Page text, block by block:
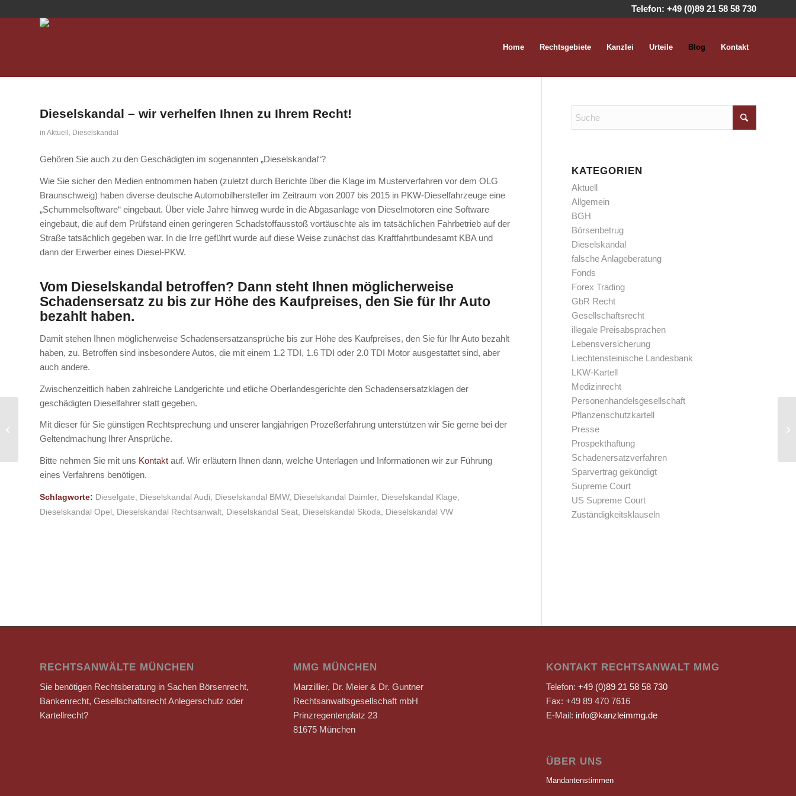
Telefon: +49 (0)89 21 58 58 730
Home Rechtsgebiete Kanzlei Urteile Blog Kontakt
Dieselskandal – wir verhelfen Ihnen zu Ihrem Recht!
in Aktuell , Dieselskandal
Gehören Sie auch zu den Geschädigten im sogenannten „Dieselskandal“?
Wie Sie sicher den Medien entnommen haben (zuletzt durch Berichte über die Klage im Musterverfahren vor dem OLG
Braunschweig) haben diverse deutsche Automobilhersteller im Zeitraum von 2007 bis 2015 in PKW-Dieselfahrzeuge eine
„Schummelsoftware“ eingebaut. Über viele Jahre hinweg wurde in die Abgasanlage von Dieselmotoren eine Software
eingebaut, die auf dem Prüfstand einen geringeren Schadstoffausstoß vortäuschte als im tatsächlichen Fahrbetrieb auf der
Straße tatsächlich gegeben war. In die Irre geführt wurde auf diese Weise zunächst das Kraftfahrtbundesamt KBA und
dann der Erwerber eines Diesel-PKW.
Vom Dieselskandal betroffen? Dann steht Ihnen möglicherweise
Schadensersatz zu bis zur Höhe des Kaufpreises, den Sie für Ihr Auto
bezahlt haben.
Damit stehen Ihnen möglicherweise Schadensersatzansprüche bis zur Höhe des Kaufpreises, den Sie für Ihr Auto bezahlt
haben, zu. Betroffen sind insbesondere Autos, die mit einem 1.2 TDI, 1.6 TDI oder 2.0 TDI Motor ausgestattet sind, aber
auch andere.
Zwischenzeitlich haben zahlreiche Landgerichte und etliche Oberlandesgerichte den Schadensersatzklagen der
geschädigten Dieselfahrer statt gegeben.
Mit dieser für Sie günstigen Rechtsprechung und unserer langjährigen Prozeßerfahrung unterstützen wir Sie gerne bei der
Geltendmachung Ihrer Ansprüche.
Bitte nehmen Sie mit uns Kontakt auf. Wir erläutern Ihnen dann, welche Unterlagen und Informationen wir zur Führung
eines Verfahrens benötigen.
Schlagworte: Dieselgate Dieselskandal Audi Dieselskandal BMW, Dieselskandal Daimler, Dieselskandal Klage
Dieselskandal Opel
Dieselskandal Rechtsanwalt Dieselskandal Seat Dieselskandal Skoda Dieselskandal VW
KATEGORIEN
Aktuell
Allgemein
BGH
Börsenbetrug
Dieselskandal
falsche Anlageberatung
Fonds
Forex Trading
GbR Recht
Gesellschaftsrecht
illegale Preisabsprachen
Lebensversicherung
Liechtensteinische Landesbank
LKW-Kartell
Medizinrecht
Personenhandelsgesellschaft
Pflanzenschutzkartell
Presse
Prospekthaftung
Schadenersatzverfahren
Sparvertrag gekündigt
Supreme Court
US Supreme Court
Zuständigkeitsklauseln
RECHTSANWÄLTE MÜNCHEN
Sie benötigen Rechtsberatung in Sachen Börsenrecht,
Bankenrecht, Gesellschaftsrecht Anlegerschutz oder
Kartellrecht?
MMG MÜNCHEN
Marzillier, Dr. Meier & Dr. Guntner
Rechtsanwaltsgesellschaft mbH
Prinzregentenplatz 23
81675 München
KONTAKT RECHTSANWALT MMG
Telefon:+49 (0)89 21 58 58 730
Fax: +49 89 470 7616
E-Mail: info@kanzleimmg.de
ÜBER UNS
Mandantenstimmen
mehrgliedrigen
Gesellschaft